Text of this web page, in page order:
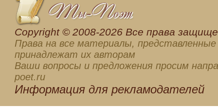
Сopyright © 2008-2026 Все права
Права на все материалы, представленные
принадлежат их авторам
Ваши вопросы и предложения просим
poet.ru
Информация для рекламодателей